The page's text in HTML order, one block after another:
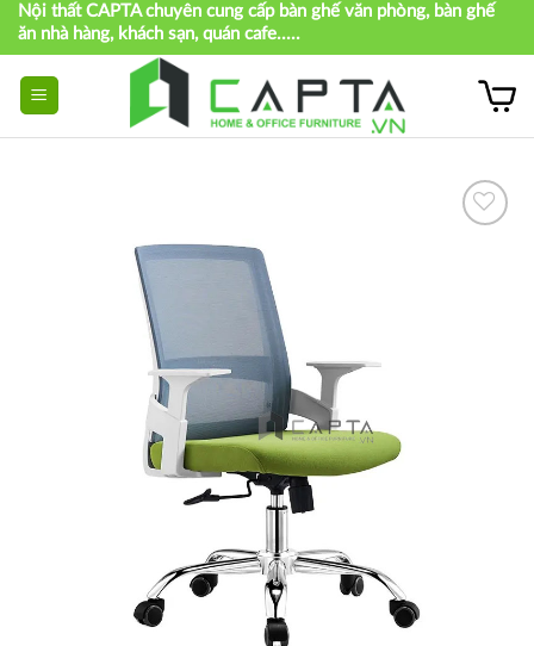
Skip
content
Nội thất CAPTA chuyên cung cấp bàn ghế văn phòng, bàn ghế
ăn nhà hàng, khách sạn, quán cafe.....